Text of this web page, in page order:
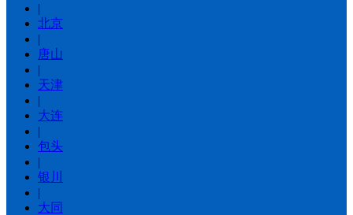
|
北京
|
唐山
|
天津
|
大连
|
包头
|
银川
|
大同